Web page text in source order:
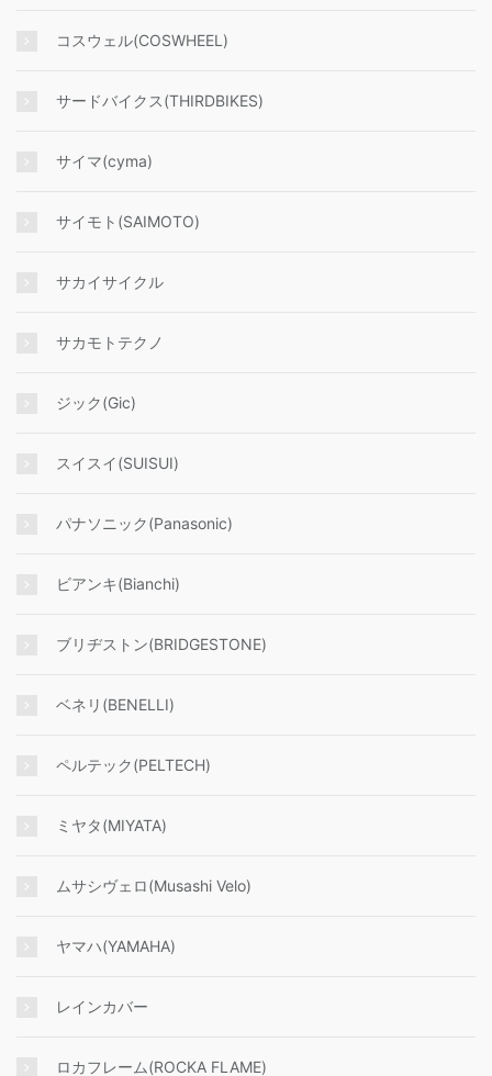
コスウェル(COSWHEEL)
サードバイクス(THIRDBIKES)
サイマ(cyma)
サイモト(SAIMOTO)
サカイサイクル
サカモトテクノ
ジック(Gic)
スイスイ(SUISUI)
パナソニック(Panasonic)
ビアンキ(Bianchi)
ブリヂストン(BRIDGESTONE)
ベネリ(BENELLI)
ペルテック(PELTECH)
ミヤタ(MIYATA)
ムサシヴェロ(Musashi Velo)
ヤマハ(YAMAHA)
レインカバー
ロカフレーム(ROCKA FLAME)